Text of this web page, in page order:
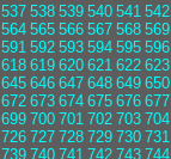
537 538 539 540 541 542
564 565 566 567 568 569
591 592 593 594 595 596
618 619 620 621 622 623
645 646 647 648 649 650
672 673 674 675 676 677
699 700 701 702 703 704
726 727 728 729 730 731
739 740 741 742 743 744